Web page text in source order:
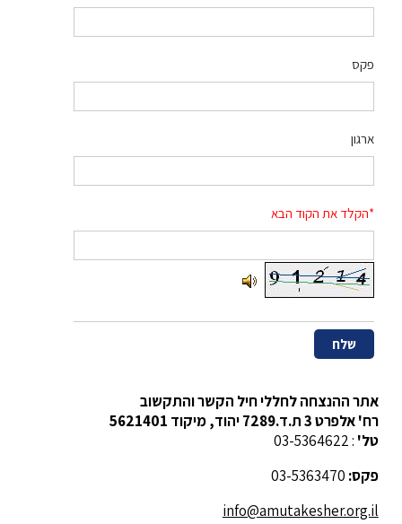
פקס
ארגון
*הקלד את הקוד הבא
אתר ההנצחה לחללי חיל הקשר והתקשוב
רח' אלפרט 3 ת.ד.7289 יהוד, מיקוד 5621401
טל' : 03-5364622
פקס: 03-5363470
info@amutakesher.org.il